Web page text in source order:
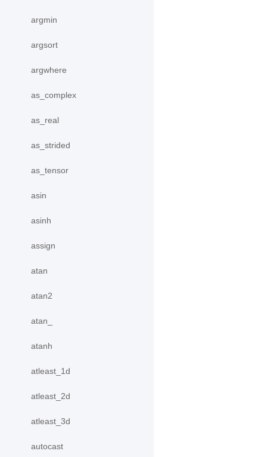
argmin
argsort
argwhere
as_complex
as_real
as_strided
as_tensor
asin
asinh
assign
atan
atan2
atan_
atanh
atleast_1d
atleast_2d
atleast_3d
autocast